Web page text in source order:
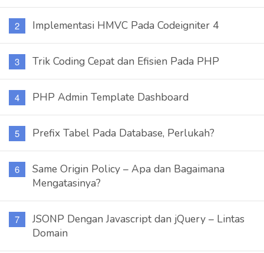
Implementasi HMVC Pada Codeigniter 4
Trik Coding Cepat dan Efisien Pada PHP
PHP Admin Template Dashboard
Prefix Tabel Pada Database, Perlukah?
Same Origin Policy – Apa dan Bagaimana
Mengatasinya?
JSONP Dengan Javascript dan jQuery – Lintas
Domain